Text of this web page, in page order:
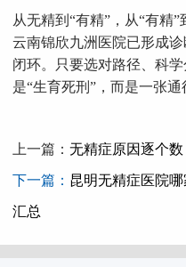
从无精到“有精”，从“有精
云南锦欣九洲医院已形成
闭环。只要选对路径、科
是“生育死刑”，而是一张通
上一篇： 无精症原因逐个
下一篇： 昆明无精症医院
汇总